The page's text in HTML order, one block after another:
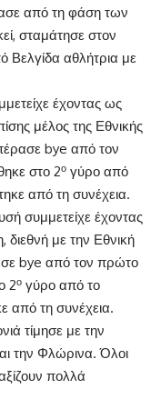
από τη φάση των
σταμάτησε στον
Βελγίδα αθλήτρια με
έχοντας ως
μέλος της Εθνικής
bye από τον
στο 2ο γύρο από
από τη συνέχεια.
συμμετείχε έχοντας
με την Εθνική
bye από τον πρώτο
2ο γύρο από το
από τη συνέχεια.
τίμησε με την
την Φλώρινα. Όλοι
πολλά